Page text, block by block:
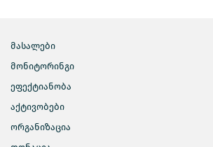
მასალები
მონიტორინგი
ეფექტიანობა
აქტივობები
ორგანიზაცია